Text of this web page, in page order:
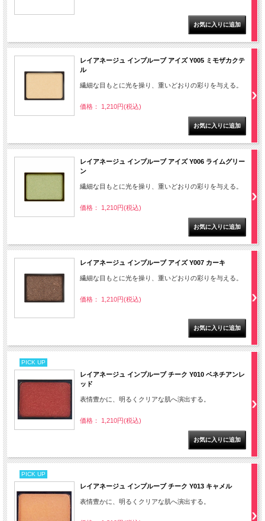
レイアネージュ インプルーブ アイズ Y005 ミモザカクテ
ル
繊細な目もとに光を操り、重いどおりの彩りを与える。
価格： 1,210円(税込)
レイアネージュ インプルーブ アイズ Y006 ライムグリー
ン
繊細な目もとに光を操り、重いどおりの彩りを与える。
価格： 1,210円(税込)
レイアネージュ インプルーブ アイズ Y007 カーキ
繊細な目もとに光を操り、重いどおりの彩りを与える。
価格： 1,210円(税込)
PICK UP
レイアネージュ インプルーブ チーク Y010 ベネチアンレ
ッド
表情豊かに、明るくクリアな肌へ演出する。
価格： 1,210円(税込)
PICK UP
レイアネージュ インプルーブ チーク Y013 キャメル
表情豊かに、明るくクリアな肌へ演出する。